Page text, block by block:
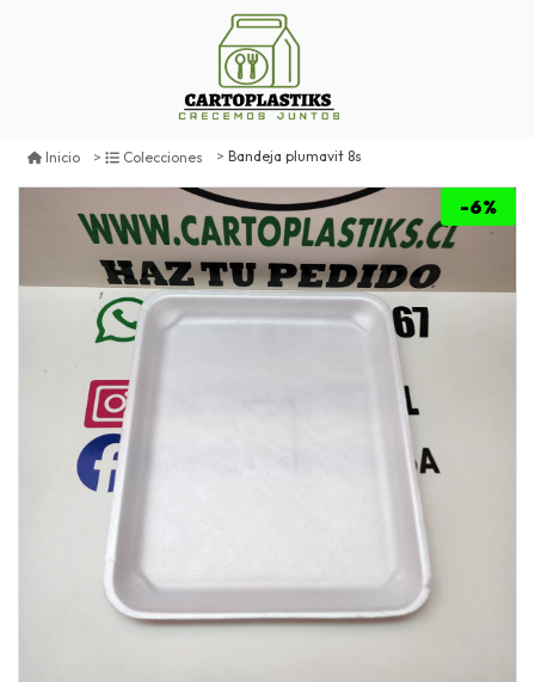
Inicio Colecciones Bandeja plumavit 8s
-6%